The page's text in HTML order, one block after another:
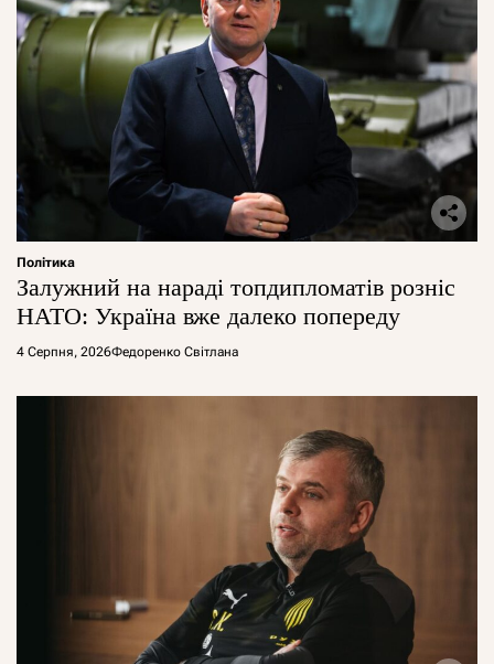
Політика
Залужний на нараді топдипломатів розніс
НАТО: Україна вже далеко попереду
4 Серпня, 2026Федоренко Світлана